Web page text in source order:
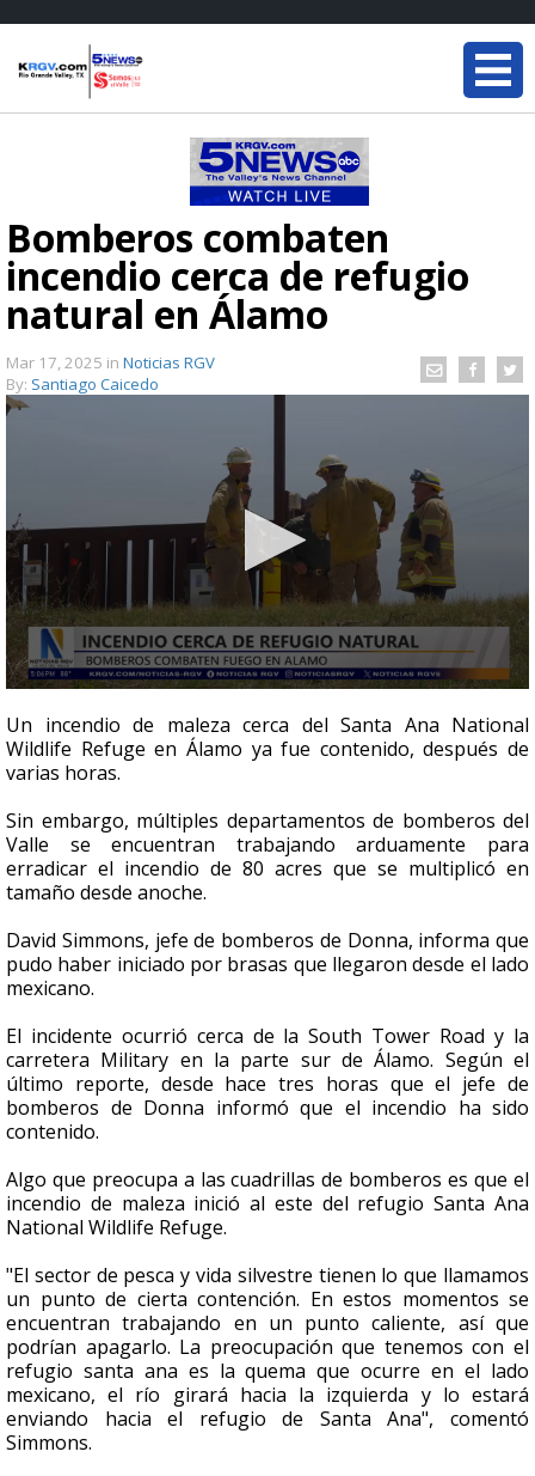
Bomberos combaten
incendio cerca de refugio
natural en Álamo
Mar 17, 2025 in Noticias RGV
By: Santiago Caicedo
seconds
of
3
minutes,
seconds
Un incendio de maleza cerca del Santa Ana National
Wildlife Refuge en Álamo ya fue contenido, después de
varias horas.
Sin embargo, múltiples departamentos de bomberos del
Valle se encuentran trabajando arduamente para
erradicar el incendio de 80 acres que se multiplicó en
tamaño desde anoche.
David Simmons, jefe de bomberos de Donna, informa que
pudo haber iniciado por brasas que llegaron desde el lado
mexicano.
El incidente ocurrió cerca de la South Tower Road y la
carretera Military en la parte sur de Álamo. Según el
último reporte, desde hace tres horas que el jefe de
bomberos de Donna informó que el incendio ha sido
contenido.
Algo que preocupa a las cuadrillas de bomberos es que el
incendio de maleza inició al este del refugio Santa Ana
National Wildlife Refuge.
"El sector de pesca y vida silvestre tienen lo que llamamos
un punto de cierta contención. En estos momentos se
encuentran trabajando en un punto caliente, así que
podrían apagarlo. La preocupación que tenemos con el
refugio santa ana es la quema que ocurre en el lado
mexicano, el río girará hacia la izquierda y lo estará
enviando hacia el refugio de Santa Ana", comentó
Simmons.